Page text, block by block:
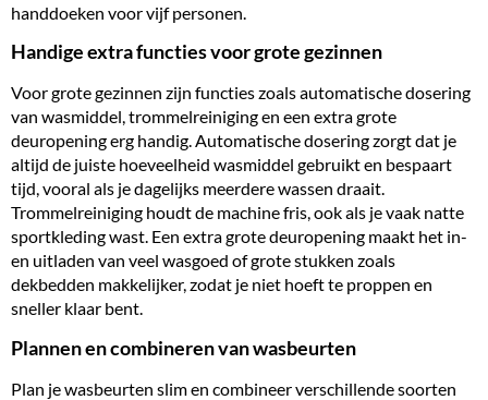
handdoeken voor vijf personen.
Handige extra functies voor grote gezinnen
Voor grote gezinnen zijn functies zoals automatische dosering
van wasmiddel, trommelreiniging en een extra grote
deuropening erg handig. Automatische dosering zorgt dat je
altijd de juiste hoeveelheid wasmiddel gebruikt en bespaart
tijd, vooral als je dagelijks meerdere wassen draait.
Trommelreiniging houdt de machine fris, ook als je vaak natte
sportkleding wast. Een extra grote deuropening maakt het in-
en uitladen van veel wasgoed of grote stukken zoals
dekbedden makkelijker, zodat je niet hoeft te proppen en
sneller klaar bent.
Plannen en combineren van wasbeurten
Plan je wasbeurten slim en combineer verschillende soorten